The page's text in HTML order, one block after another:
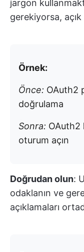
jargon
gerekiyorsa,
Örnek:
Önce: OAuth2
doğrulama
Sonra: OAuth2
oturum açın
Doğrudan olun:
odaklanın ve
açıklamaları